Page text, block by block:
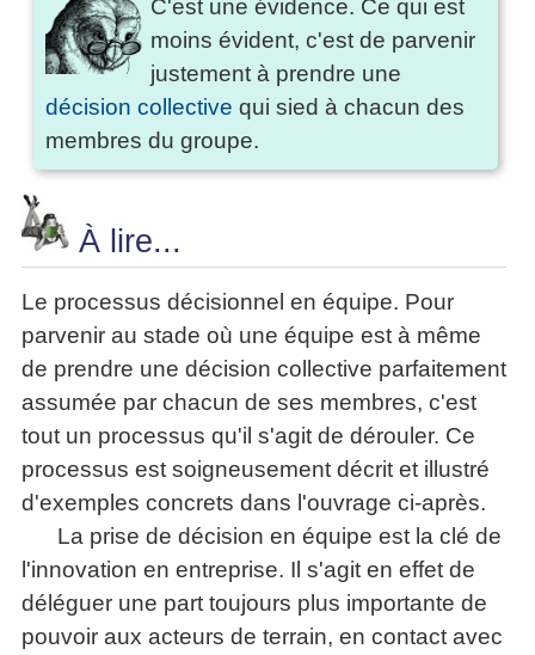
C'est une évidence. Ce qui est
moins évident, c'est de parvenir
justement à prendre une
décision collective qui sied à chacun des
membres du groupe.
À lire...
Le processus décisionnel en équipe. Pour
parvenir au stade où une équipe est à même
de prendre une décision collective parfaitement
assumée par chacun de ses membres, c'est
tout un processus qu'il s'agit de dérouler. Ce
processus est soigneusement décrit et illustré
d'exemples concrets dans l'ouvrage ci-après.
La prise de décision en équipe est la clé de
l'innovation en entreprise. Il s'agit en effet de
déléguer une part toujours plus importante de
pouvoir aux acteurs de terrain, en contact avec